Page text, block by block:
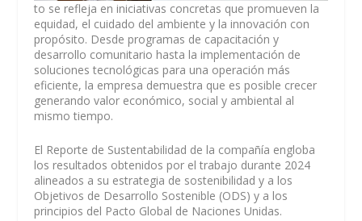
to se refleja en iniciativas concretas que promueven la
equidad, el cuidado del ambiente y la innovación con
propósito. Desde programas de capacitación y
desarrollo comunitario hasta la implementación de
soluciones tecnológicas para una operación más
eficiente, la empresa demuestra que es posible crecer
generando valor económico, social y ambiental al
mismo tiempo.
El Reporte de Sustentabilidad de la compañía engloba
los resultados obtenidos por el trabajo durante 2024
alineados a su estrategia de sostenibilidad y a los
Objetivos de Desarrollo Sostenible (ODS) y a los
principios del Pacto Global de Naciones Unidas.